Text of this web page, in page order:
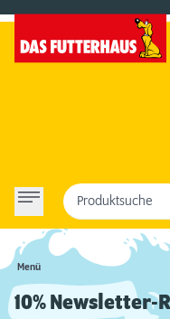
Menü
Produktsuche
10% Newsletter-